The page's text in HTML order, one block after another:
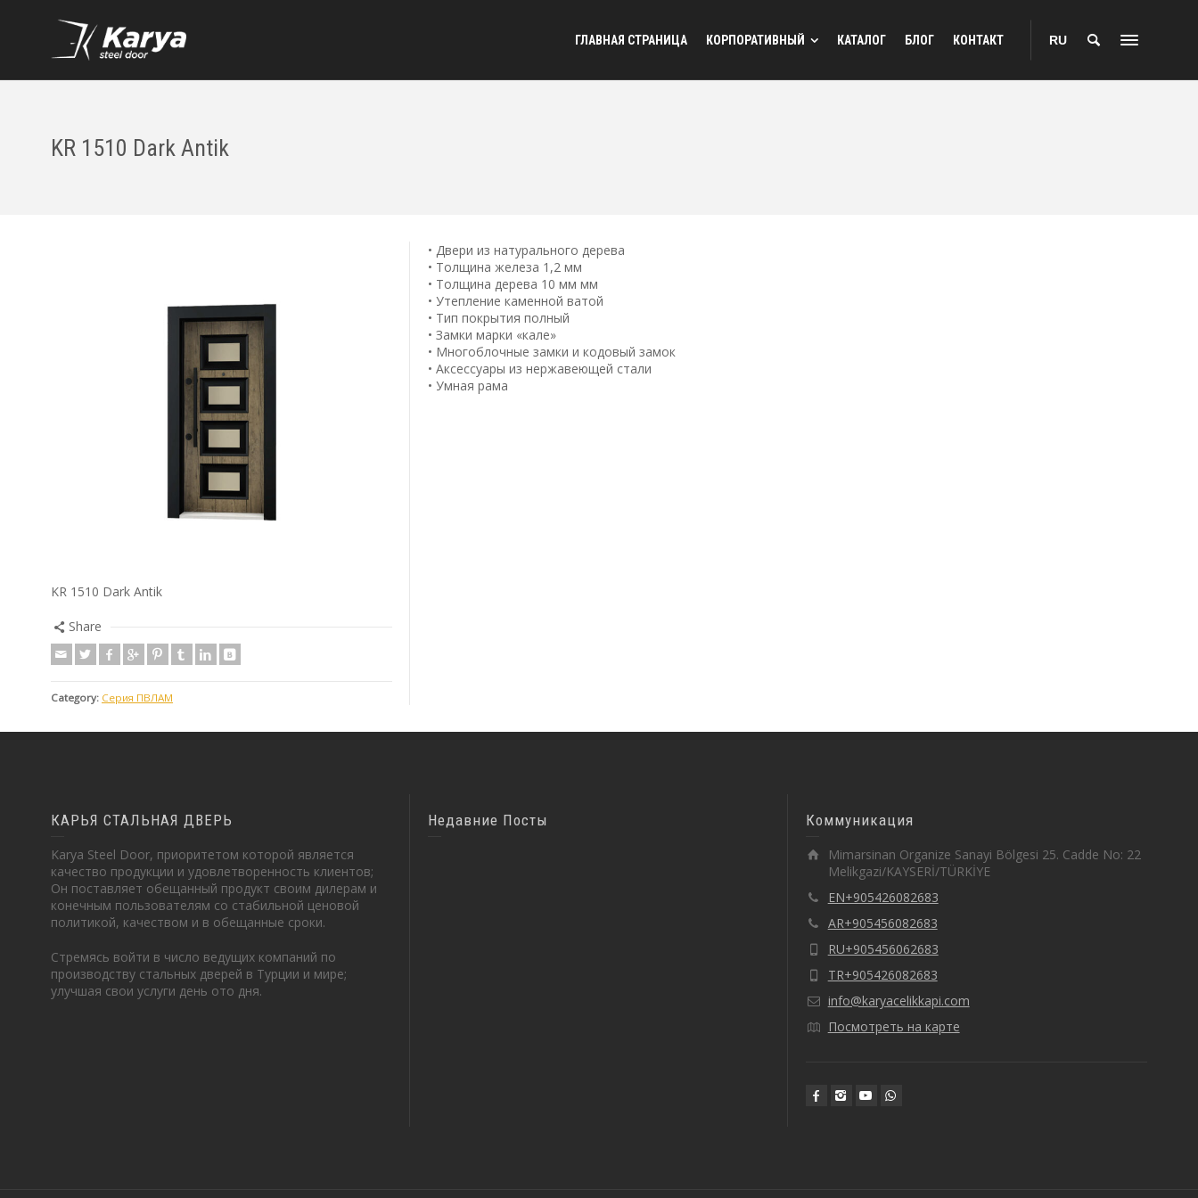
ГЛАВНАЯ СТРАНИЦА КОРПОРАТИВНЫЙ КАТАЛОГ БЛОГ КОНТАКТ RU
KR 1510 Dark Antik
KR 1510 Dark Antik
Share
Category: Серия ПВЛАМ
• Двери из натурального дерева
• Толщина железа 1,2 мм
• Толщина дерева 10 мм мм
• Утепление каменной ватой
• Тип покрытия полный
• Замки марки «кале»
• Многоблочные замки и кодовый замок
• Аксессуары из нержавеющей стали
• Умная рама
КАРЬЯ СТАЛЬНАЯ ДВЕРЬ
Karya Steel Door, приоритетом которой является
качество продукции и удовлетворенность клиентов;
Он поставляет обещанный продукт своим дилерам и
конечным пользователям со стабильной ценовой
политикой, качеством и в обещанные сроки.
Стремясь войти в число ведущих компаний по
производству стальных дверей в Турции и мире;
улучшая свои услуги день ото дня.
Недавние Посты Коммуникация
Mimarsinan Organize Sanayi Bölgesi 25. Cadde No: 22
Melikgazi/KAYSERİ/TÜRKİYE
EN+905426082683
AR+905456082683
RU+905456062683
TR+905426082683
info@karyacelikkapi.com
Посмотреть на карте